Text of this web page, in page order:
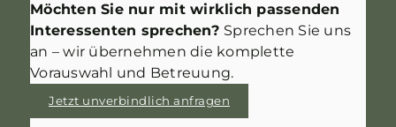
Möchten Sie nur mit wirklich passenden
Interessenten sprechen? Sprechen Sie uns
an – wir übernehmen die komplette
Vorauswahl und Betreuung.
Jetzt unverbindlich anfragen